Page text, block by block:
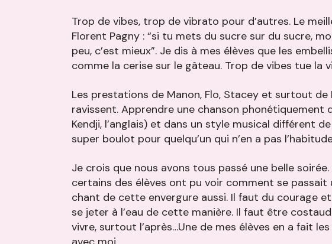
Trop de vibes, trop de vibrato pour d’autres. Le
Florent Pagny : “si tu mets du sucre sur du sucre,
peu, c’est mieux”. Je dis à mes élèves que les
comme la cerise sur le gâteau. Trop de vibes tue la
Les prestations de Manon, Flo, Stacey et surtout de
ravissent. Apprendre une chanson phonétiquement
Kendji, l’anglais) et dans un style musical différent
super boulot pour quelqu’un qui n’en a pas
Je crois que nous avons tous passé une belle
certains des élèves ont pu voir comment se
chant de cette envergure aussi. Il faut du courage
se jeter à l’eau de cette manière. Il faut être
vivre, surtout l’après…Une de mes élèves en a fait